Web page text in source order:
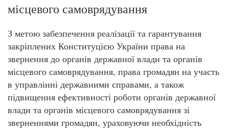
місцевого самоврядування
З метою забезпечення реалізації та гарантування
закріплених Конституцією України права на
звернення до органів державної влади та органів
місцевого самоврядування, права громадян на участь
в управлінні державними справами, а також
підвищення ефективності роботи органів державної
влади та органів місцевого самоврядування зі
зверненнями громадян, ураховуючи необхідність